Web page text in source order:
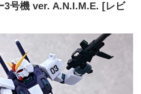
3号機 ver. A.N.I.M.E. [レビ